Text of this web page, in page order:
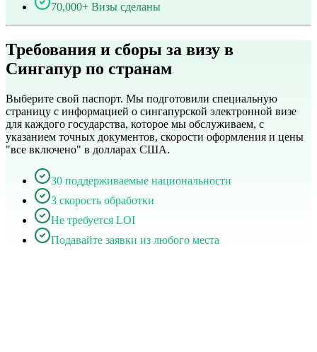
70,000+ Визы сделаны
Требования и сборы за визу в
Сингапур по странам
Выберите свой паспорт. Мы подготовили специальную
страницу с информацией о сингапурской электронной визе
для каждого государства, которое мы обслуживаем, с
указанием точных документов, скорости оформления и цены
"все включено" в долларах США.
30 поддерживаемые национальности
3 скорость обработки
Не требуется LOI
Подавайте заявки из любого места